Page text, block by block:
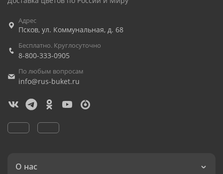
Адрес
Псков, ул. Коммунальная, д. 68
Бесплатно. Круглосуточно
8-800-333-0905
По любым вопросам
info@rus-buket.ru
О нас